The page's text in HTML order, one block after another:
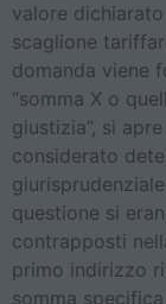
valore
scaglione
domanda viene
“somma X o
giustizia”, si
considerato
questione si
contrapposti
primo indirizzo
somma